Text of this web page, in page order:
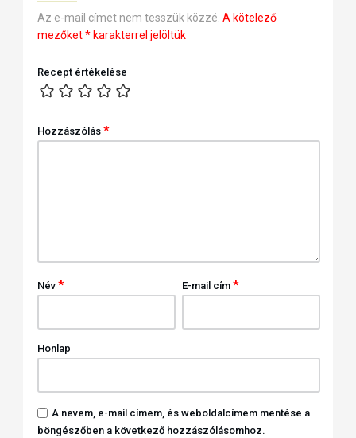
Az e-mail címet nem tesszük közzé. A kötelező
mezőket*karakterrel jelöltük
Recept értékelése
Hozzászólás *
Név * E-mail cím*
Honlap
A nevem, e-mail címem, és weboldalcímem mentése a
böngészőben a következő hozzászólásomhoz.